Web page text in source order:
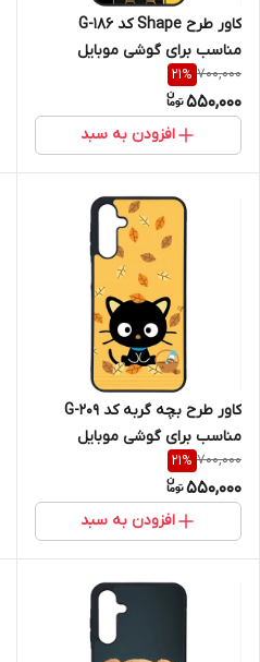
کاور طرح Shape کد G-186
مناسب برای گوشی موبایل
سامسونگ Galaxy A16 4G / A16
5G
700,000
21%
550,000
افزودن به سبد
کاور طرح بچه گربه کد G-209
مناسب برای گوشی موبایل
سامسونگ Galaxy A16 4G / A16
5G
700,000
21%
550,000
افزودن به سبد